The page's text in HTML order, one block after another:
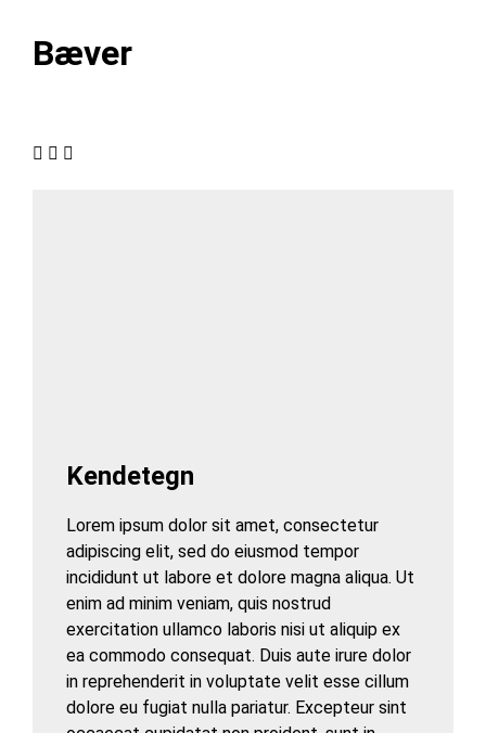
Bæver
Kendetegn
Lorem ipsum dolor sit amet, consectetur
adipiscing elit, sed do eiusmod tempor
incididunt ut labore et dolore magna aliqua. Ut
enim ad minim veniam, quis nostrud
exercitation ullamco laboris nisi ut aliquip ex
ea commodo consequat. Duis aute irure dolor
in reprehenderit in voluptate velit esse cillum
dolore eu fugiat nulla pariatur. Excepteur sint